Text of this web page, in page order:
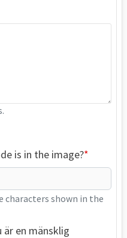
is in the image?
characters shown in the
en mänsklig